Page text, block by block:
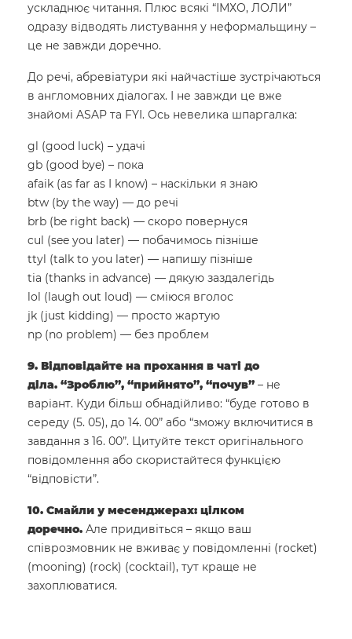
ускладнює читання. Плюс всякі “ІМХО, ЛОЛИ”
одразу відводять листування у неформальщину –
це не завжди доречно.
До речі, абревіатури які найчастіше зустрічаються
в англомовних діалогах. І не завжди це вже
знайомі ASAP та FYI. Ось невелика шпаргалка:
gl (good luck) – удачі
gb (good bye) – пока
afaik (as far as I know) – наскільки я знаю
btw (by the way) — до речі
brb (be right back) — скоро повернуся
cul (see you later) — побачимось пізніше
ttyl (talk to you later) — напишу пізніше
tia (thanks in advance) — дякую заздалегідь
lol (laugh out loud) — сміюся вголос
jk (just kidding) — просто жартую
np (no problem) — без проблем
9. Відповідайте на прохання в чаті до
діла. “Зроблю”, “прийнято”, “почув” – не
варіант. Куди більш обнадійливо: “буде готово в
середу (5. 05), до 14. 00” або “зможу включитися в
завдання з 16. 00”. Цитуйте текст оригінального
повідомлення або скористайтеся функцією
“відповісти”.
10. Смайли у месенджерах: цілком
доречно. Але придивіться – якщо ваш
співрозмовник не вживає у повідомленні (rocket)
(mooning) (rock) (cocktail), тут краще не
захоплюватися.